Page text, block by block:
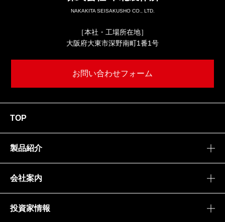
NAKAKITA SEISAKUSHO CO., LTD.
［本社・工場所在地］
大阪府大東市深野南町1番1号
お問い合わせフォーム
TOP
製品紹介
会社案内
投資家情報